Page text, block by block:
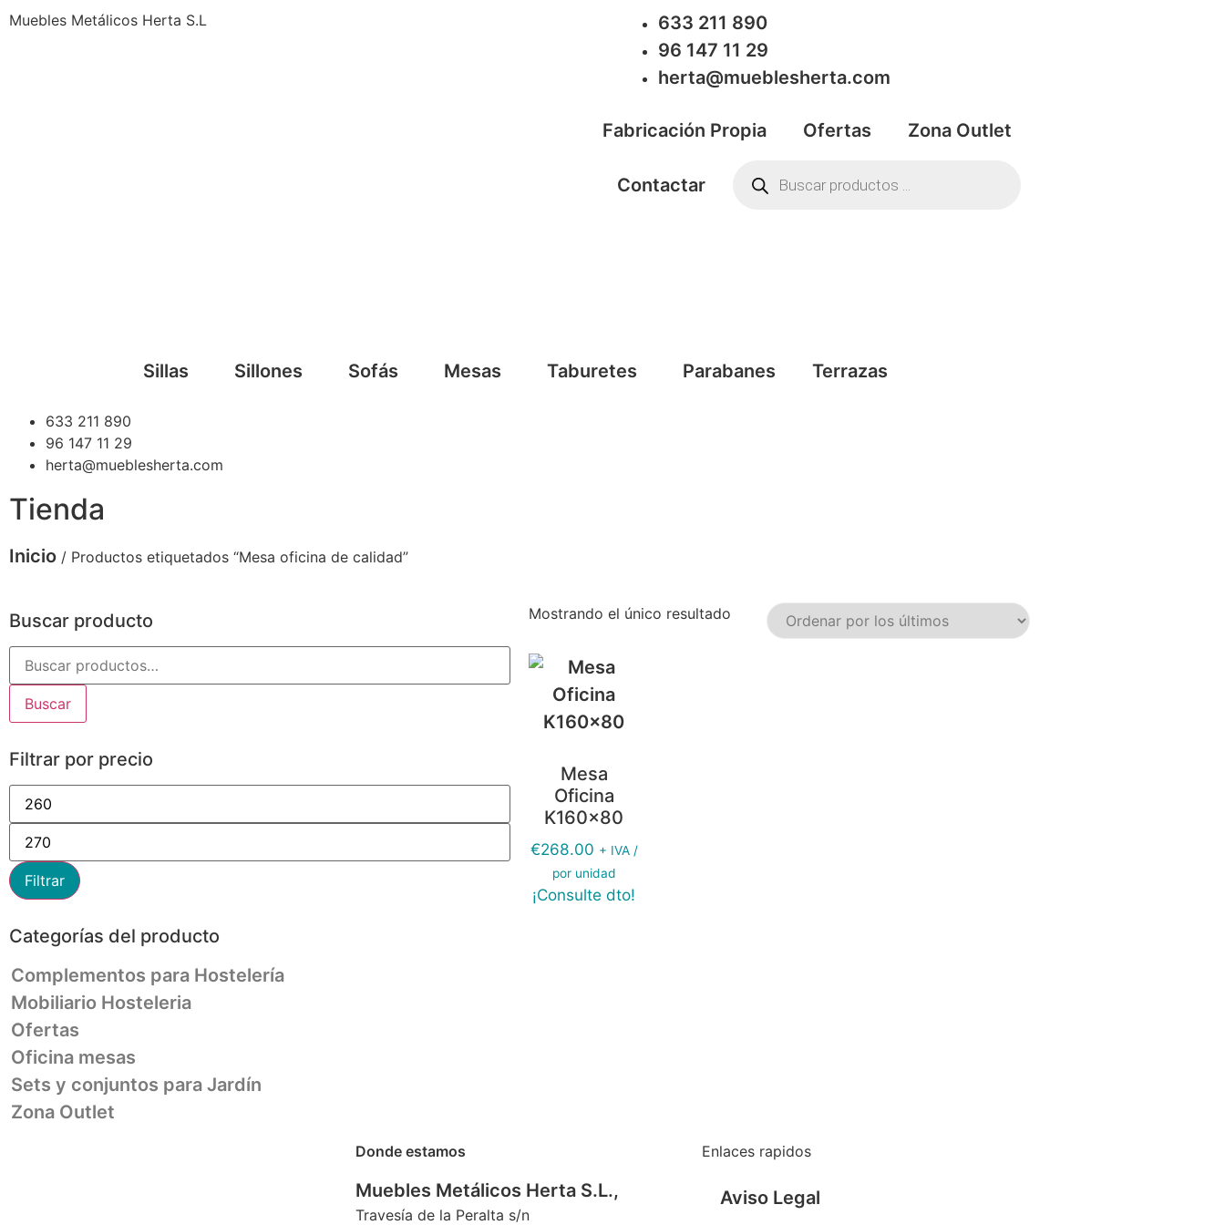
Muebles Metálicos Herta S.L
633 211 890
96 147 11 29
herta@mueblesherta.com
Fabricación Propia Ofertas Zona Outlet
Contactar
Sillas Sillones Sofás Mesas Taburetes Parabanes Terrazas
633 211 890
96 147 11 29
herta@mueblesherta.com
Tienda
Inicio / Productos etiquetados “Mesa oficina de calidad”
Buscar producto
Buscar
Filtrar por precio
Filtrar
Categorías del producto
Complementos para Hostelería
Mobiliario Hosteleria
Ofertas
Oficina mesas
Sets y conjuntos para Jardín
Zona Outlet
Mostrando el único resultado
Mesa
Oficina
K160x80
€268.00 + IVA /
por unidad
¡Consulte dto!
Donde estamos
Muebles Metálicos Herta S.L.,
Travesía de la Peralta s/n
Enlaces rapidos
Aviso Legal